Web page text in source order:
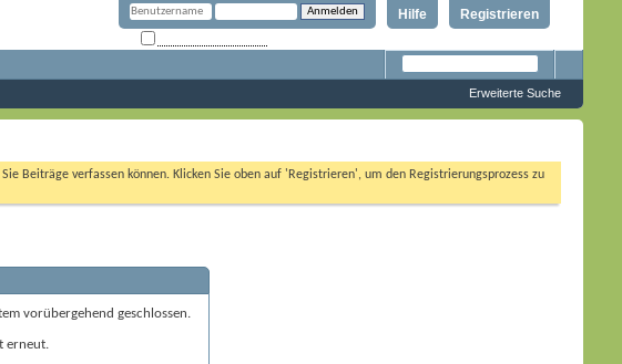
Registrieren
Hilfe
Erweiterte Suche
Sie Beiträge verfassen können. Klicken Sie oben auf 'Registrieren', um den Registrierungsprozess zu
vorübergehend geschlossen.
erneut.